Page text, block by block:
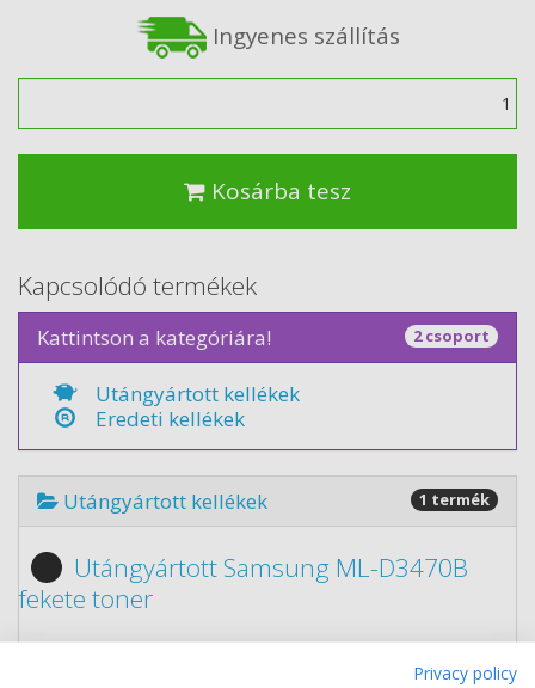
Ingyenes szállítás
Kosárba tesz
Kapcsolódó termékek
Kattintson a kategóriára! 2 csoport
Utángyártott kellékek
Eredeti kellékek
Utángyártott kellékek 1 termék
Utángyártott Samsung ML-D3470B
fekete toner
Privacy policy